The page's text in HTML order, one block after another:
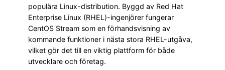
populära Linux-distribution. Byggd av Red Hat
Enterprise Linux (RHEL)-ingenjörer fungerar
CentOS Stream som en förhandsvisning av
kommande funktioner i nästa stora RHEL-utgåva,
vilket gör det till en viktig plattform för både
utvecklare och företag.